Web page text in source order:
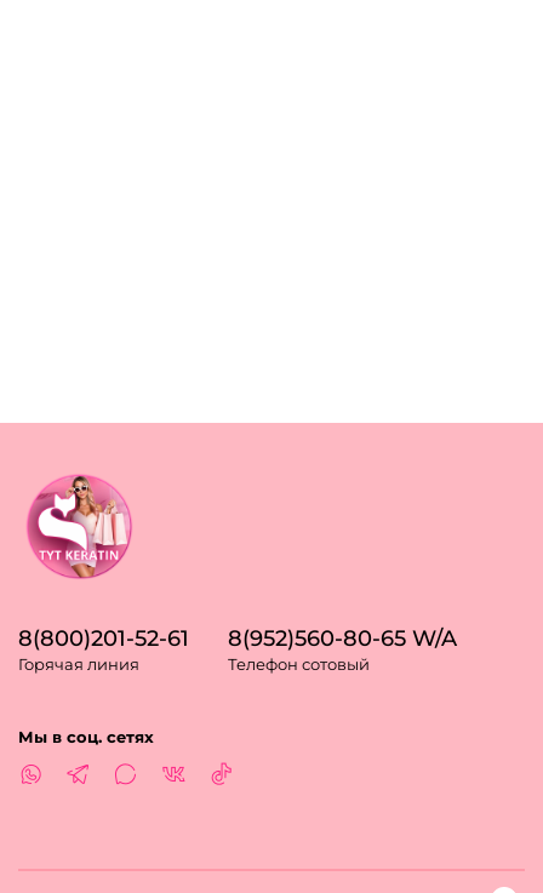
8(800)201-52-61
Горячая линия
8(952)560-80-65 W/A
Телефон сотовый
Мы в соц. сетях